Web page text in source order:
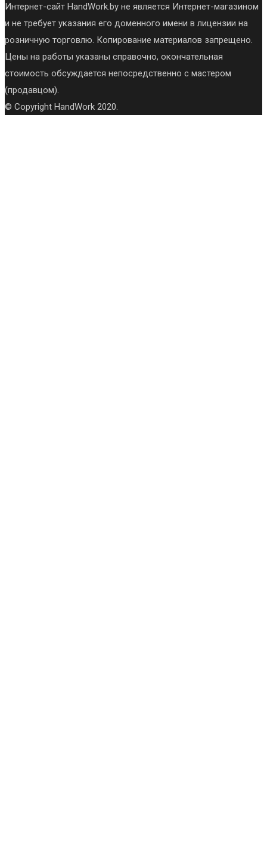
Интернет-сайт HandWork.by не является Интернет-магазином
и не требует указания его доменного имени в лицензии на
розничную торговлю. Копирование материалов запрещено.
Цены на работы указаны справочно, окончательная
стоимость обсуждается непосредственно с мастером
(продавцом).
© Copyright HandWork 2020.